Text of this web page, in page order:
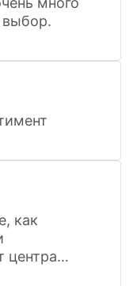
как
центра